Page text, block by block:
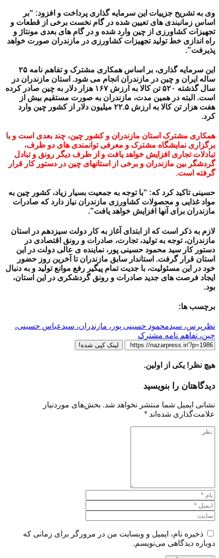
وی به تشریح جزییات این سرمایه گذاری پرداخت و افزود: “بر
اساس زمانبندی های تعیین شده در گام نخست برخی از قطعات و
تجهیزات کشاورزی از چین وارد شده و در گام های بعدی مونتاژ و
راه اندازی خط تولید تجهیزات کشاورزی در مازندران صورت خواهد
پذیرفت”.
این سرمایه گذاری، بر اساس همکاری مشترک و تفاهم نامه ۲۵
ساله ایران و چین در مازندران انجام می شود. استان مازندران در
سال گذشته ۵۲۰ تن کالا به ارزش ۱۶۷ هزار دلار به چین صادر کرده
است. البته در همین مدت، مازندران به صورت مستقیم بیش از
هفت هزار تن کالا به ارزش ۲۲.۵ میلیون دلار از کشور چین وارد
کرد.
همکاری مشترک استان مازندران و کشور چین، چند بعدی است و با
برگزاری نمایشگاه مشترک و معرفی توانمندی های دو طرف،
تبادلات تجاری افزایش خواهد یافت و از طرف دیگر رونق و تبادل
گردشگر بین مازندران و برخی از استانهای چین در دستور کار قرار
گرفته است.
حسینی تاکید کرد که: “با توجه به جمعیت بسیار زیاد، کشور چین به
مواد غذایی و محصولات کشاورزی مازندران نیاز دارد که صادرات
مازندران برای آنها افزایش خواهد یافت”.
لازم به ذکر است که از ابتدای آغاز به کار دولت سیزدهم در استان
مازندران، توجه به تولید، تجارت، صادرات و رونق اقتصادی در
دستور کار سید محمود حسینی پور، نماینده ی عالی دولت در این
استان قرار گرفت. استاندار سابق مازندران تا آخرین روز حضور
خود در این مسئولیت، با جدیت تمام پیگیر رفع موانع تولید و به دنبال
ایجاد فرصت های جدید صادرات و رونق گردشکری در این استان،
بود.
برچسب ها:
نظرپرس، سیدمحمود حسینی پور، مازندران، سیدعباس حسینی،
چین، تفاهم نامه مشترک
لینک کپی شده!
هیچ نظر! یکی از اولین.
دیدگاهتان را بنویسید
نشانی ایمیل شما منتشر نخواهد شد. بخش‌های موردنیاز
علامت‌گذاری شده‌اند *
ذخیره نام، ایمیل و وبسایت من در مرورگر برای زمانی که
دوباره دیدگاهی می‌نویسم.